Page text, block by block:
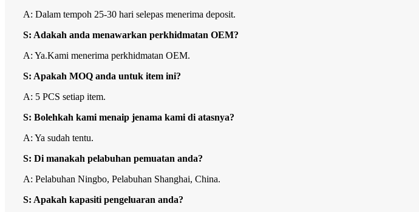
A: Dalam tempoh 25-30 hari selepas menerima deposit.
S: Adakah anda menawarkan perkhidmatan OEM?
A: Ya.Kami menerima perkhidmatan OEM.
S: Apakah MOQ anda untuk item ini?
A: 5 PCS setiap item.
S: Bolehkah kami menaip jenama kami di atasnya?
A: Ya sudah tentu.
S: Di manakah pelabuhan pemuatan anda?
A: Pelabuhan Ningbo, Pelabuhan Shanghai, China.
S: Apakah kapasiti pengeluaran anda?